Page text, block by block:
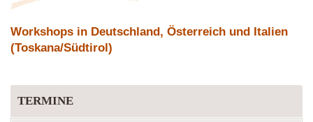
Workshops in Deutschland, Österreich und Italien
(Toskana/Südtirol)
TERMINE